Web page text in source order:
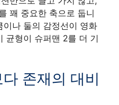
꽤 중요한 축으로 둡니
나 둘의 감정선이 영화
균형이 슈퍼맨 2를 더 기
존재의 대비